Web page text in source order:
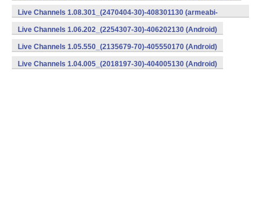
Live Channels 1.08.301_(2470404-30)-408301130 (armeabi-
v7a) (Android)
Live Channels 1.06.202_(2254307-30)-406202130 (Android)
Live Channels 1.05.550_(2135679-70)-405550170 (Android)
Live Channels 1.04.005_(2018197-30)-404005130 (Android)